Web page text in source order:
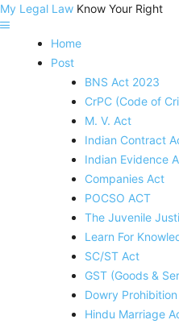
My Legal Law Know Your Right
Home
Post
BNS Act 2023
CrPC (Code of
M. V. Act
Indian Contract
Indian Evidence
Companies Act
POCSO ACT
The Juvenile
Learn For
SC/ST Act
GST (Goods &
Dowry
Hindu Marriage